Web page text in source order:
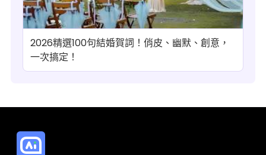
2026精選100句結婚賀詞！俏皮、幽默、創意，
一次搞定！